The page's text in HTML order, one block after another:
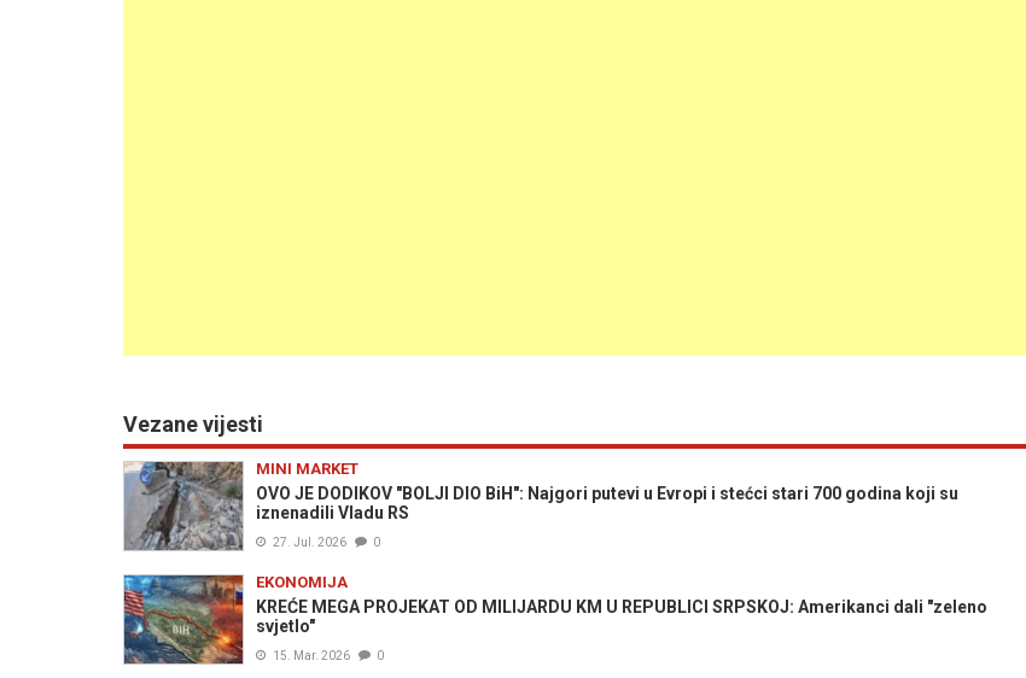
Vezane vijesti
MINI MARKET
OVO JE DODIKOV "BOLJI DIO BiH": Najgori putevi u Evropi i stećci stari 700 godina koji su
iznenadili Vladu RS
27. Jul. 2026 0
EKONOMIJA
KREĆE MEGA PROJEKAT OD MILIJARDU KM U REPUBLICI SRPSKOJ: Amerikanci dali "zeleno
svjetlo"
15. Mar. 2026 0